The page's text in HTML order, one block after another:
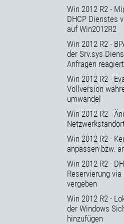
Win 2012 R2 -
DHCP Dienstes
auf Win2012R2
Win 2012 R2 -
der Srv.sys
Anfragen reagiert
Win 2012 R2 -
Vollversion
umwandel
Win 2012 R2 -
Win 2012 R2 -
anpassen bzw.
Win 2012 R2 -
Reservierung
vergeben
Win 2012 R2 -
der Windows
hinzufügen